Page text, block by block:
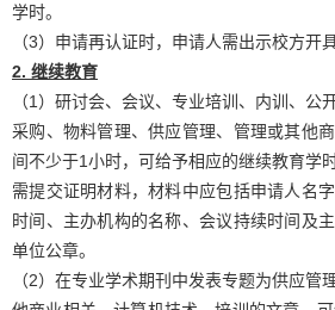
学时。
（3）申请再认证时，申请人需出示校方开
2. 继续教育
（1）研讨会、会议、专业培训、内训、公
采购、物料管理、供应管理、管理或其他
间不少于1小时，可给予相应的继续教育学
需提交证明材料，材料中应包括申请人名
时间、主办机构的名称、会议持续时间及
单位公章。
（2）在专业学术期刊中发表专题为供应管